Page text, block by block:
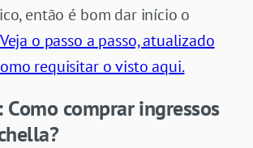
então é bom dar início o
Veja o passo a passo, atualizado
requisitar o visto aqui.
Como comprar ingressos